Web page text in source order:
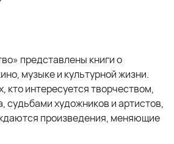
представлены книги о
музыке и культурной жизни.
кто интересуется творчеством,
судьбами художников и артистов,
произведения, меняющие